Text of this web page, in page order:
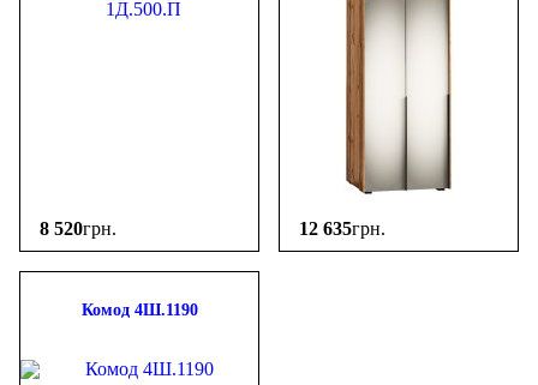
8 520грн. 12 635грн.
Комод 4Ш.1190